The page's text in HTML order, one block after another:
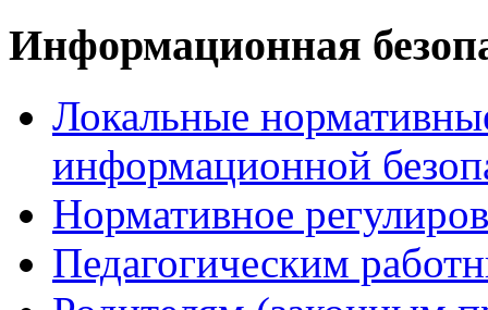
Информационная
Локальные
информационной
Нормативное
Педагогическим